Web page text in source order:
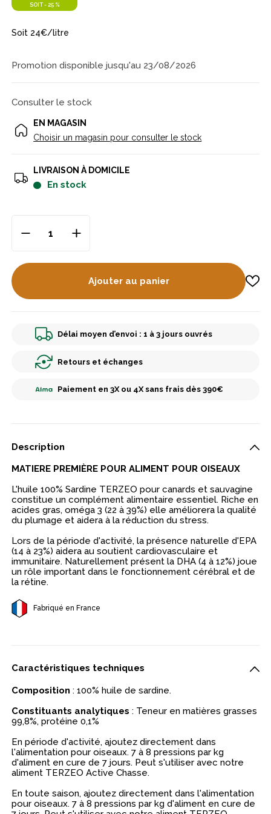
SOIT -25 %
Soit 24€/litre
Promotion disponible jusqu'au 23/08/2026
Consulter le stock
EN MAGASIN
Choisir un magasin pour consulter le stock
LIVRAISON À DOMICILE
en stock
Ajouter au panier
Délai moyen d’envoi : 1 à 3 jours ouvrés
Retours et échanges
Paiement en 3X ou 4X sans frais dès 390€
Description
MATIERE PREMIÈRE POUR ALIMENT POUR OISEAUX
L'huile 100% Sardine TERZEO pour canards et sauvagine
constitue un complément alimentaire essentiel. Riche en
acides gras, oméga 3 (22 à 39%) elle améliorera la qualité
du plumage et aidera à la réduction du stress.
Lors de la période d'activité, la présence naturelle d'EPA
(14 à 23%) aidera au soutient cardiovasculaire et
immunitaire. Naturellement présent la DHA (4 à 12%) joue
un rôle important dans le fonctionnement cérébral et de
la rétine.
Fabriqué en France
Caractéristiques techniques
Composition : 100% huile de sardine.
Constituants analytiques : Teneur en matières grasses
99,8%, protéine 0,1%
En période d'activité, ajoutez directement dans
l'alimentation pour oiseaux. 7 à 8 pressions par kg
d'aliment en cure de 7 jours. Peut s'utiliser avec notre
aliment TERZEO Active Chasse.
En toute saison, ajoutez directement dans l'alimentation
pour oiseaux. 7 à 8 pressions par kg d'aliment en cure de